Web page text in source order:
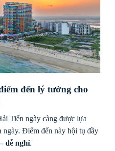
đến lý tưởng cho
Tiến ngày càng được lựa
ngày. Điểm đến này hội tụ đầy
dễ nghỉ.